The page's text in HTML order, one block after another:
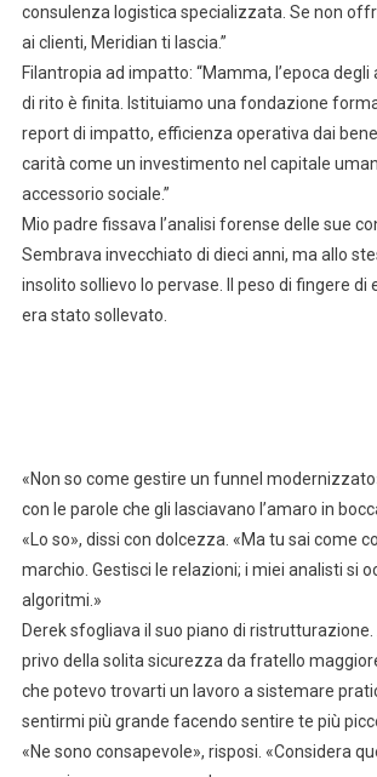
consulenza logistica specializzata. Se non
ai clienti, Meridian ti lascia.”
Filantropia ad impatto: “Mamma, l’epoca
di rito è finita. Istituiamo una fondazione
report di impatto, efficienza operativa dai
carità come un investimento nel capitale
accessorio sociale.”
Mio padre fissava l’analisi forense delle sue
Sembrava invecchiato di dieci anni, ma allo
insolito sollievo lo pervase. Il peso di fingere di
era stato sollevato.
«Non so come gestire un funnel
con le parole che gli lasciavano l’amaro in
«Lo so», dissi con dolcezza. «Ma tu sai come
marchio. Gestisci le relazioni; i miei analisti si
algoritmi.»
Derek sfogliava il suo piano di
privo della solita sicurezza da fratello
che potevo trovarti un lavoro a sistemare
sentirmi più grande facendo sentire te più
«Ne sono consapevole», risposi. «Considera